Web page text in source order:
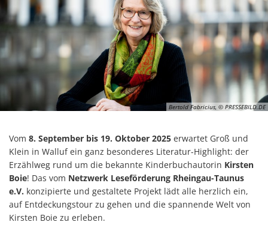
Bertold Fabricius, © PRESSEBILD.DE
Vom 8. September bis 19. Oktober 2025 erwartet Groß und
Klein in Walluf ein ganz besonderes Literatur-Highlight: der
Erzählweg rund um die bekannte Kinderbuchautorin Kirsten
Boie! Das vom Netzwerk Leseförderung Rheingau-Taunus
e.V. konzipierte und gestaltete Projekt lädt alle herzlich ein,
auf Entdeckungstour zu gehen und die spannende Welt von
Kirsten Boie zu erleben.